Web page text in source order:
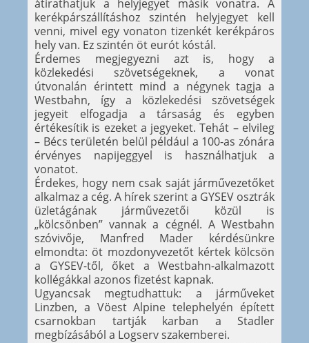
átírathatjuk a helyjegyet másik vonatra. A
kerékpárszállításhoz szintén helyjegyet kell
venni, mivel egy vonaton tizenkét kerékpáros
hely van. Ez szintén öt eurót kóstál.
Érdemes megjegyezni azt is, hogy a
közlekedési szövetségeknek, a vonat
útvonalán érintett mind a négynek tagja a
Westbahn, így a közlekedési szövetségek
jegyeit elfogadja a társaság és egyben
értékesítik is ezeket a jegyeket. Tehát – elvileg
– Bécs területén belül például a 100-as zónára
érvényes napijeggyel is használhatjuk a
vonatot.
Érdekes, hogy nem csak saját járművezetőket
alkalmaz a cég. A hírek szerint a GYSEV osztrák
üzletágának járművezetői közül is
„kölcsönben” vannak a cégnél. A Westbahn
szóvivője, Manfred Mader kérdésünkre
elmondta: öt mozdonyvezetőt kértek kölcsön
a GYSEV-től, őket a Westbahn-alkalmazott
kollégákkal azonos fizetést kapnak.
Ugyancsak megtudhattuk: a járműveket
Linzben, a Vöest Alpine telephelyén épített
csarnokban tartják karban a Stadler
megbízásából a Logserv szakemberei.